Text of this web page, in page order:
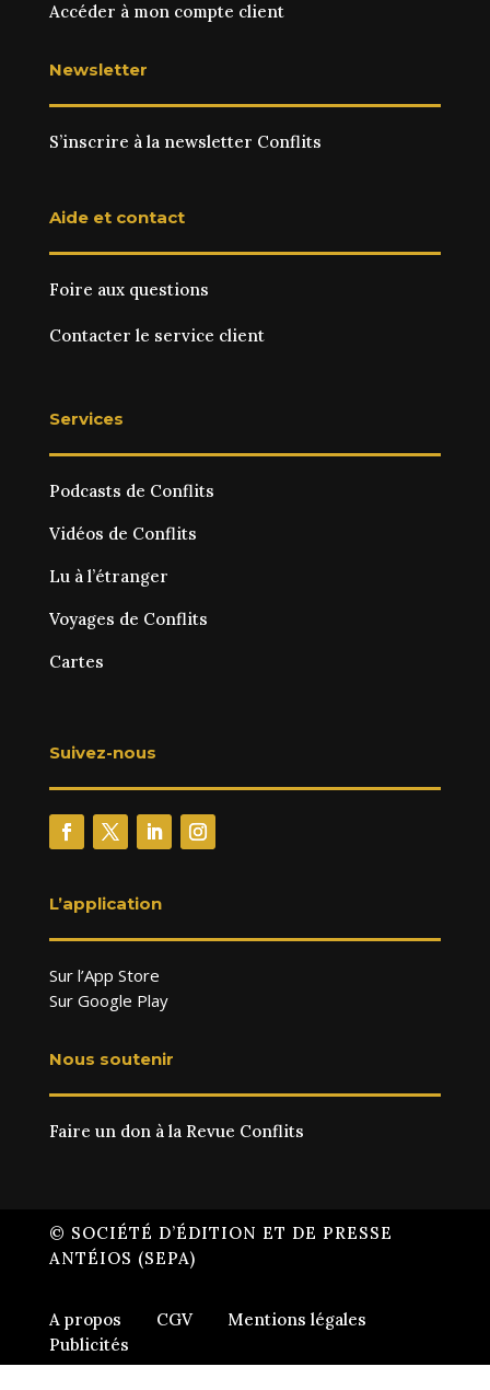
Accéder à mon compte client
Newsletter
S’inscrire à la newsletter Conflits
Aide et contact
Foire aux questions
Contacter le service client
Services
Podcasts de Conflits
Vidéos de Conflits
Lu à l’étranger
Voyages de Conflits
Cartes
Suivez-nous
L’application
Sur l’App Store
Sur Google Play
Nous soutenir
Faire un don à la Revue Conflits
© SOCIÉTÉ D’ÉDITION ET DE PRESSE
ANTÉIOS (SEPA)
A propos CGV
Mentions légales
Publicités